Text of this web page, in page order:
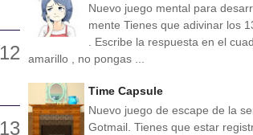
Nuevo juego mental para
mente Tienes que adivinar los
. Escribe la respuesta en el
amarillo , no pongas ...
Time Capsule
Nuevo juego de escape de la
Gotmail. Tienes que estar